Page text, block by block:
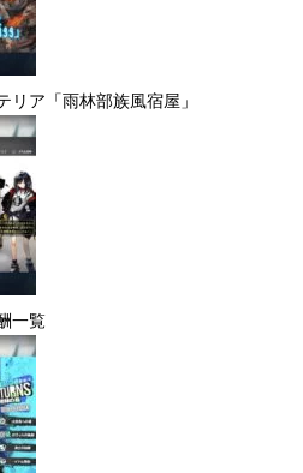
リア「雨林部族風宿屋」
一覧